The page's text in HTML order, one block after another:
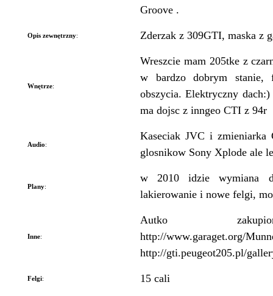
Groove .
Opis zewnętrzny: Zderzak z 309GTI, maska z
Wnętrze:
Wreszcie mam 205tke z
w bardzo dobrym stanie,
obszycia. Elektryczny
ma dojsc z inngeo CTI z 94r
Audio:
Kaseciak JVC i zmieniarka
glosnikow Sony Xplode ale
Plany:
w 2010 idzie wymiana
lakierowanie i nowe felgi,
Inne:
Autko
http://www.garaget.org/
http://gti.peugeot205.pl/
Felgi: 15 cali